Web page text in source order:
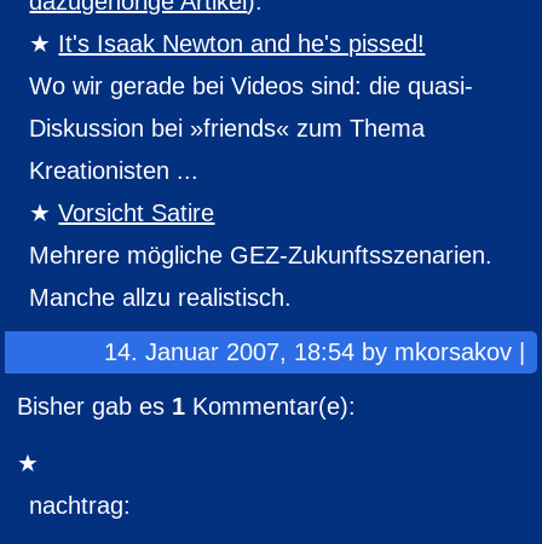
It's Isaak Newton and he's pissed!
Wo wir gerade bei Videos sind: die quasi-
Diskussion bei »friends« zum Thema
Kreationisten ...
Vorsicht Satire
Mehrere mögliche GEZ-Zukunftsszenarien.
Manche allzu realistisch.
14. Januar 2007, 18:54 by mkorsakov |
Bisher gab es 1 Kommentar(e):
nachtrag: